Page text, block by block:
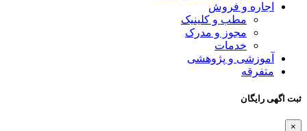
اجاره و فروش
مطب و کلینیک
مجوز و مدرک
خدمات
آموزشی و پژوهشی
متفرقه
ثبت اگهی رایگان
×